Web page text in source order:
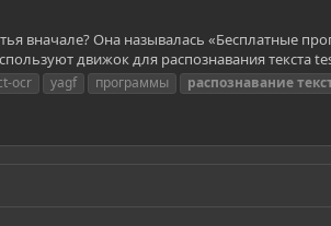
вначале? Она называлась «Бесплатные
движок для распознавания текста
ocr yagf программы распознавание